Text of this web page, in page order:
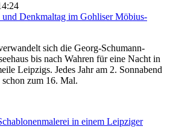
und Denkmaltag im Gohliser Möbius-
sich die Georg-Schumann-
bis nach Wahren für eine Nacht in
Leipzigs. Jedes Jahr am 2. Sonnabend
zum 16. Mal.